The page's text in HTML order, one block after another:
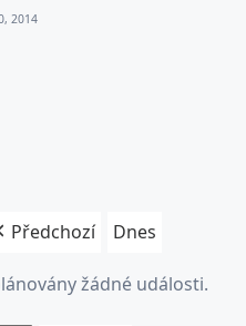
2014
Předchozí Dnes
žádné události.